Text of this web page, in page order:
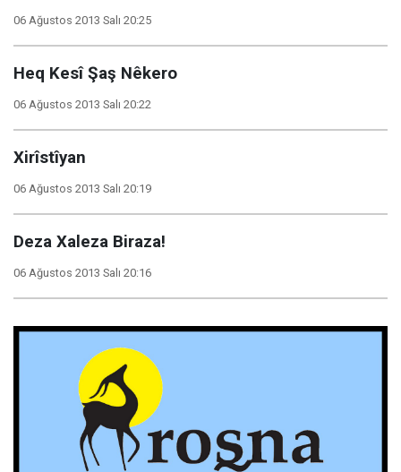
06 Ağustos 2013 Salı 20:25
Heq Kesî Şaş Nêkero
06 Ağustos 2013 Salı 20:22
Xirîstîyan
06 Ağustos 2013 Salı 20:19
Deza Xaleza Biraza!
06 Ağustos 2013 Salı 20:16